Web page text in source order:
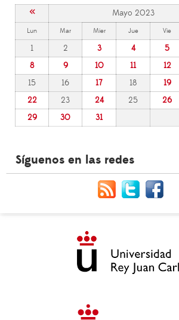
« Mayo 2023
Lun Mar Mier Jue Vie
1 2 3 4 5
8
9 10 11 12
15
16 17 18 19
22
23 24 25 26
29
30 31
Síguenos en las redes